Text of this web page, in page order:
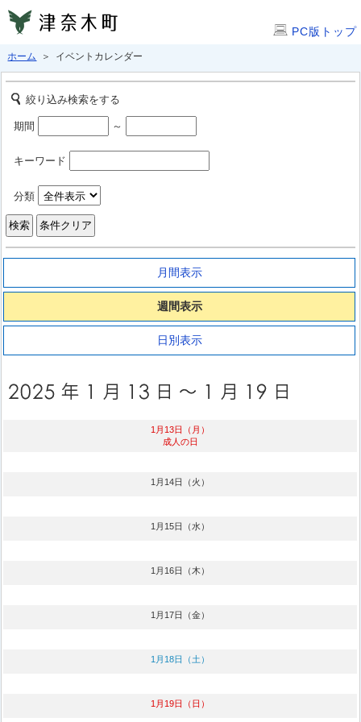
PC版トップ
ホーム ＞ イベントカレンダー
絞り込み検索をする
期間 ～
キーワード
分類
月間表示
週間表示
日別表示
1月13日（月）
成人の日
1月14日（火）
1月15日（水）
1月16日（木）
1月17日（金）
1月18日（土）
1月19日（日）